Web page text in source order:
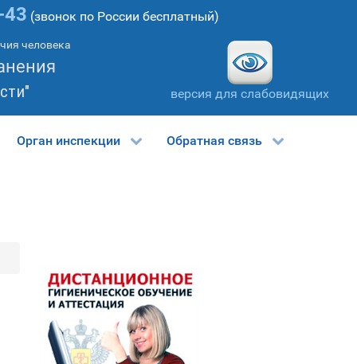
(звонок по России бесплатный)
человека
версия для слабовидящих
Орган инспекции Обратная связь